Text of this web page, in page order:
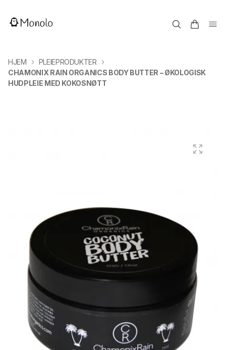
HJEM
PLEIEPRODUKTER
CHAMONIX RAIN ORGANICS BODY BUTTER – ØKOLOGISK
HUDPLEIE MED KOKOSNØTT